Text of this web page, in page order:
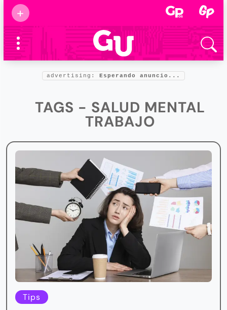
+
Supermamás
2025
Marcas de
confianza
Foro salud
advertising: Esperando anuncio...
TAGS - SALUD MENTAL
TRABAJO
Tips